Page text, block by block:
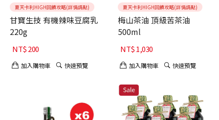
夏天卡利HIGH回饋攻略(詳情請點)
甘寶生技 有機辣味豆腐乳
220g
NT$200
加入購物車 快速預覽
夏天卡利HIGH回饋攻略(詳情請點)
梅山茶油 頂級苦茶油
500ml
NT$1,030
加入購物車 快速預覽